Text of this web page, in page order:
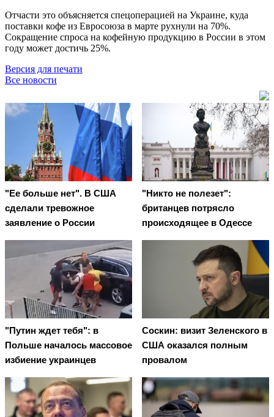
Отчасти это объясняется спецоперацией на Украине, куда
поставки кофе из Евросоюза в марте рухнули на 70%.
Сокращение спроса на кофейную продукцию в России в этом
году может достичь 25%.
Версия для печати
Все новости
"Ее больше нет". В США
сделали тревожное
заявление о России
"Никто не полезет":
британцев потрясло
происходящее в Одессе
"Путин ждет тебя": в
Польше началось массовое
избиение украинцев
Соскин: визит Зеленского в
США оказался полным
провалом